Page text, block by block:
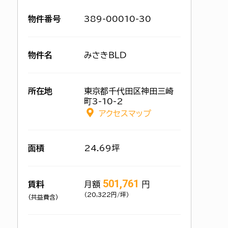
物件番号 389-00010-30
物件名 みさきＢＬＤ
所在地
東京都千代田区神田三崎
町3-10-2
アクセスマップ
面積 24.69坪
賃料
(共益費含)
月額 501,761 円
（20,322円/坪）